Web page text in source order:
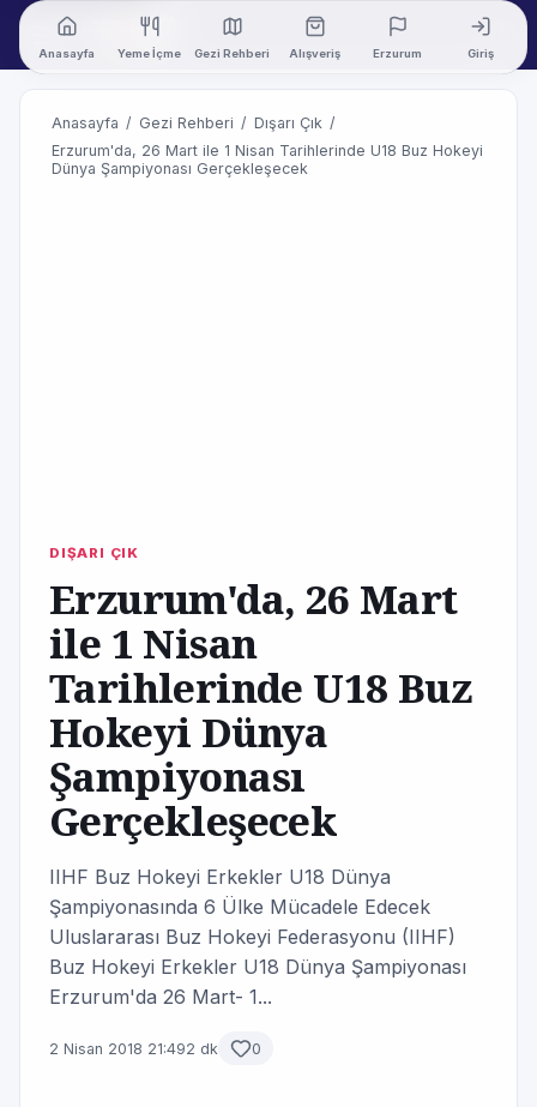
Anasayfa Yeme İçme Gezi Rehberi Alışveriş Erzurum Giriş
Anasayfa / Gezi Rehberi / Dışarı Çık /
Erzurum'da, 26 Mart ile 1 Nisan Tarihlerinde U18 Buz Hokeyi
Dünya Şampiyonası Gerçekleşecek
DIŞARI ÇIK
Erzurum'da, 26 Mart
ile 1 Nisan
Tarihlerinde U18 Buz
Hokeyi Dünya
Şampiyonası
Gerçekleşecek
IIHF Buz Hokeyi Erkekler U18 Dünya
Şampiyonasında 6 Ülke Mücadele Edecek
Uluslararası Buz Hokeyi Federasyonu (IIHF)
Buz Hokeyi Erkekler U18 Dünya Şampiyonası
Erzurum'da 26 Mart- 1...
2 Nisan 2018 21:492 dk 0